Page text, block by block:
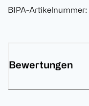
BIPA-Artikelnummer:
Bewertungen